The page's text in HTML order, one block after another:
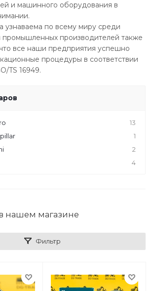
и машинного оборудования в
узнаваема по всему миру среди
промышленных производителей также
все наши предприятия успешно
процедуры в соответствии
TS 16949.
13
1
2
4
нашем магазине
Фильтр